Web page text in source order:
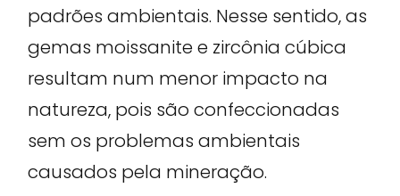
padrões ambientais. Nesse sentido, as
gemas moissanite e zircônia cúbica
resultam num menor impacto na
natureza, pois são confeccionadas
sem os problemas ambientais
causados pela mineração.